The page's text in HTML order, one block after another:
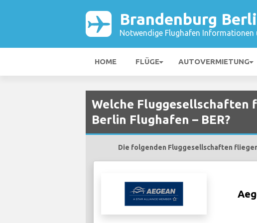
Brandenburg
Notwendige Flughafen Informationen
HOME FLÜGE AUTOVERMIETUNG
Welche Fluggesellschaften
Berlin Flughafen – BER?
Die folgenden Fluggesellschaften